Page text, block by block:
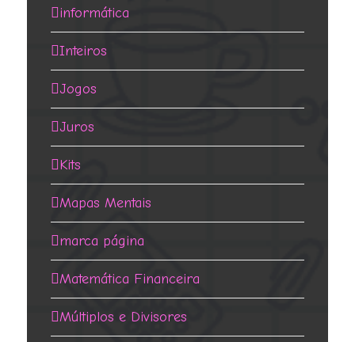
informática
Inteiros
Jogos
Juros
Kits
Mapas Mentais
marca página
Matemática Financeira
Múltiplos e Divisores